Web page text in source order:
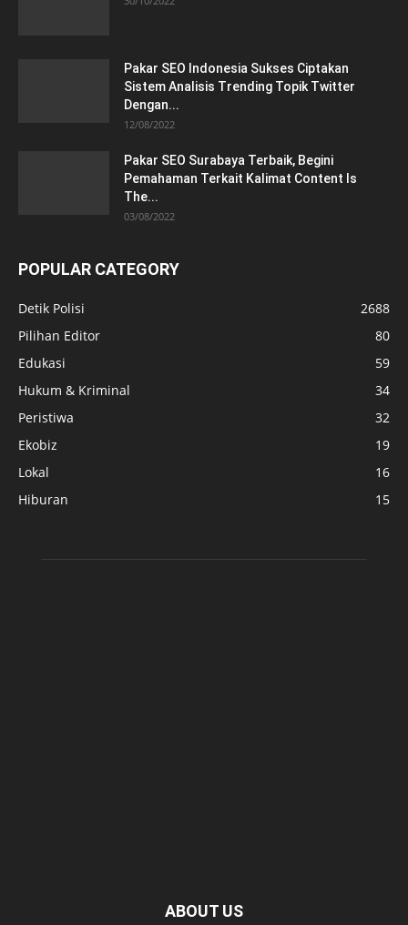
Pakar SEO Indonesia Sukses Ciptakan
Sistem Analisis Trending Topik Twitter
Dengan...
12/08/2022
Pakar SEO Surabaya Terbaik, Begini
Pemahaman Terkait Kalimat Content Is
The...
03/08/2022
POPULAR CATEGORY
Detik Polisi
2688
Pilihan Editor
80
Edukasi
59
Hukum & Kriminal
34
Peristiwa
32
Ekobiz
19
Lokal
16
Hiburan
15
ABOUT US